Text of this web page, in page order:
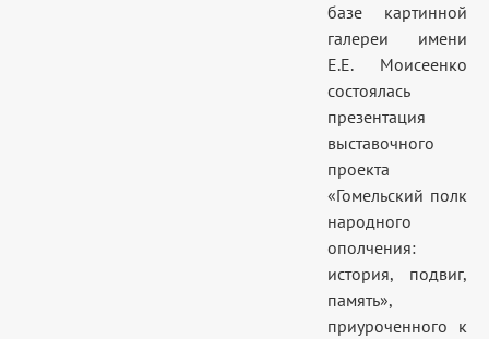
базе картинной
галереи имени
Е.Е. Моисеенко
состоялась
презентация
выставочного
проекта
«Гомельский полк
народного
ополчения:
история, подвиг,
память»,
приуроченного к